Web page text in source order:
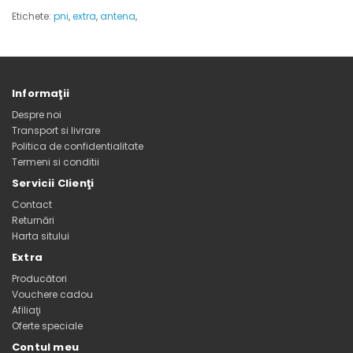
Etichete: pni,extra,antena,
Informaţii
Despre noi
Transport si livrare
Politica de confidentialitate
Termeni si conditii
Servicii Clienţi
Contact
Returnări
Harta sitului
Extra
Producători
Vouchere cadou
Afiliaţi
Oferte speciale
Contul meu